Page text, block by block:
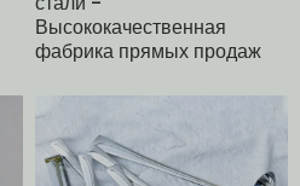
Высококачественная
фабрика прямых продаж